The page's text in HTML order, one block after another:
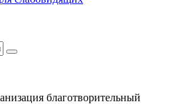
благотворительный